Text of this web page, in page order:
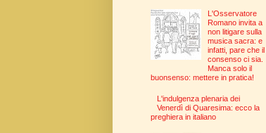
L'Osservatore
Romano invita a
non litigare sulla
musica sacra: e
infatti, pare che il
consenso ci sia.
Manca solo il
buonsenso: mettere in pratica!
L'indulgenza plenaria dei
Venerdì di Quaresima: ecco la
preghiera in italiano